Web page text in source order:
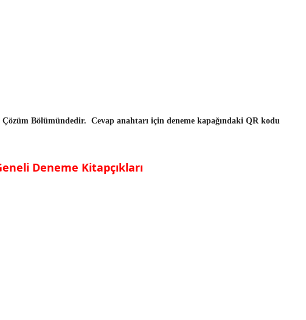
Bölümündedir. Cevap anahtarı için deneme kapağındaki QR kodu
Deneme Kitapçıkları